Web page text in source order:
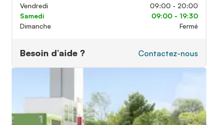
Vendredi
09:00 - 20:00
Samedi
09:00 - 19:30
Dimanche
Fermé
Besoin d’aide ? Contactez-nous